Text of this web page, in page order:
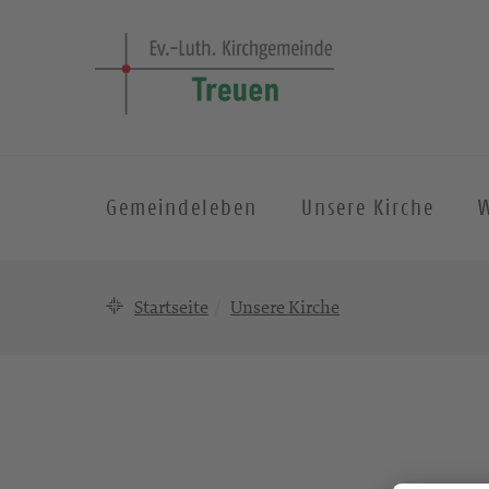
Gemeindeleben Unsere Kirche
Startseite Unsere Kirche